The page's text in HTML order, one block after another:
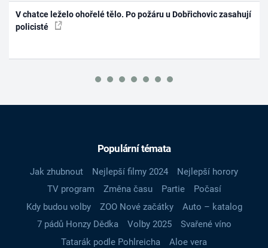
V chatce leželo ohořelé tělo. Po požáru u Dobřichovic zasahují
policisté
Populární témata
Jak zhubnout Nejlepší filmy 2024
Nejlepší horory
TV program
Změna času Partie
Počasí
Kdy budou volby
ZOO Nové začátky
Auto – katalog
7 pádů Honzy Dědka
Volby 2025
Svařené víno
Tatarák podle Pohlreicha
Aloe vera